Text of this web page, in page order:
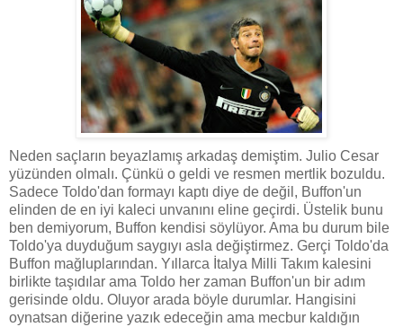
Neden saçların beyazlamış arkadaş demiştim. Julio Cesar
yüzünden olmalı. Çünkü o geldi ve resmen mertlik bozuldu.
Sadece Toldo'dan formayı kaptı diye de değil, Buffon'un
elinden de en iyi kaleci unvanını eline geçirdi. Üstelik bunu
ben demiyorum, Buffon kendisi söylüyor. Ama bu durum bile
Toldo'ya duyduğum saygıyı asla değiştirmez. Gerçi Toldo'da
Buffon mağluplarından. Yıllarca İtalya Milli Takım kalesini
birlikte taşıdılar ama Toldo her zaman Buffon'un bir adım
gerisinde oldu. Oluyor arada böyle durumlar. Hangisini
oynatsan diğerine yazık edeceğin ama mecbur kaldığın